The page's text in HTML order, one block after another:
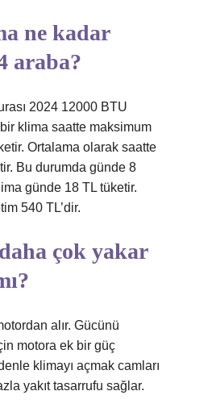
ne kadar
araba?
2024 12000 BTU
bir klima saatte maksimum
Ortalama olarak saatte
Bu durumda günde 8
günde 18 TL tüketir.
540 TL’dir.
çok yakar
alır. Gücünü
motora ek bir güç
klimayı açmak camları
yakıt tasarrufu sağlar.